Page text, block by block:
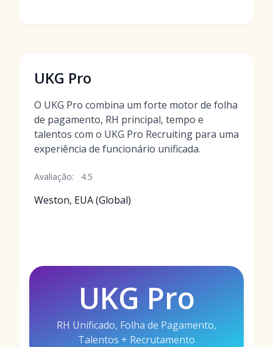
UKG Pro
O UKG Pro combina um forte motor de folha
de pagamento, RH principal, tempo e
talentos com o UKG Pro Recruiting para uma
experiência de funcionário unificada.
Avaliação: 4.5
Weston, EUA (Global)
UKG Pro
RH Unificado, Folha de Pagamento,
Talentos + Recrutamento